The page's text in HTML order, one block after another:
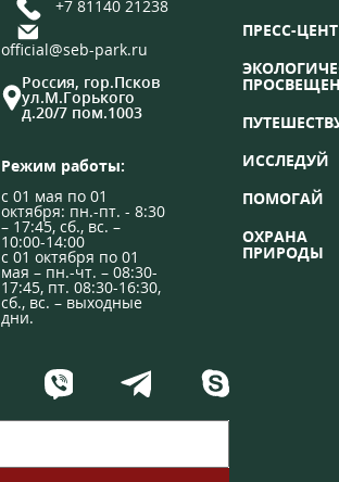
+7 81140 21238
official@seb-park.ru
Россия, гор.Псков
ул.М.Горького
д.20/7 пом.1003
Режим работы:
с 01 мая по 01
октября: пн.-пт. - 8:30
– 17:45, сб., вс. –
10:00-14:00
с 01 октября по 01
мая – пн.-чт. – 08:30-
17:45, пт. 08:30-16:30,
сб., вс. – выходные
дни.
ПРЕСС-
ИССЛЕДУЙ
ПОМОГАЙ
ОХРАНА
ПРИРОДЫ